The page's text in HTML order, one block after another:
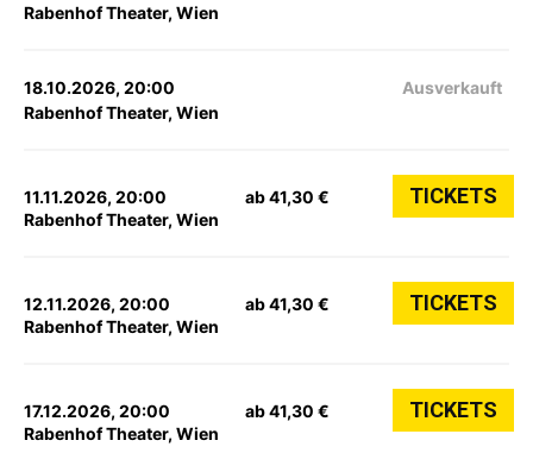
Rabenhof Theater, Wien
18.10.2026, 20:00
Rabenhof Theater, Wien
Ausverkauft
11.11.2026, 20:00
Rabenhof Theater, Wien
ab 41,30 € TICKETS
12.11.2026, 20:00
Rabenhof Theater, Wien
ab 41,30 € TICKETS
17.12.2026, 20:00
Rabenhof Theater, Wien
ab 41,30 € TICKETS